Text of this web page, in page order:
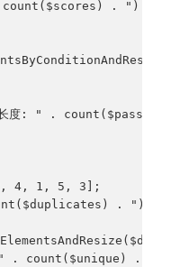
. count($scores) .
后 (长度: " .
4, 1, 5, 3];
.
度: " .